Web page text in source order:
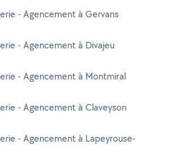
- Agencement à Gervans
- Agencement à Divajeu
- Agencement à Montmiral
- Agencement à Claveyson
- Agencement à Lapeyrouse-